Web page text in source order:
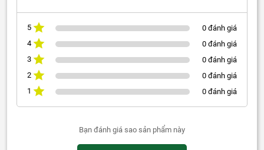
5
0 đánh giá
4
0 đánh giá
3
0 đánh giá
2
0 đánh giá
1
0 đánh giá
Bạn đánh giá sao sản phẩm này